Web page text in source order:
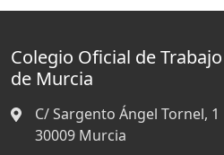
Colegio Oficial de
de Murcia
C/ Sargento Ángel Tornel, 1
30009 Murcia